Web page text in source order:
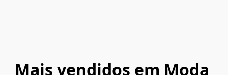
Mais vendidos em Moda